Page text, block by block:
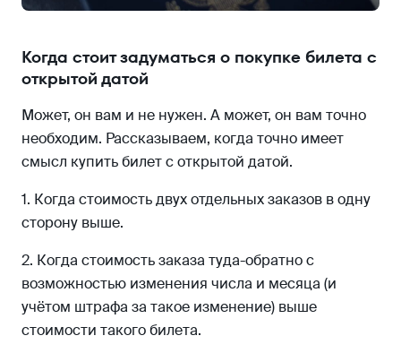
Когда стоит задуматься о покупке билета с
открытой датой
Может, он вам и не нужен. А может, он вам точно
необходим. Рассказываем, когда точно имеет
смысл купить билет с открытой датой.
1. Когда стоимость двух отдельных заказов в одну
сторону выше.
2. Когда стоимость заказа туда-обратно с
возможностью изменения числа и месяца (и
учётом штрафа за такое изменение) выше
стоимости такого билета.